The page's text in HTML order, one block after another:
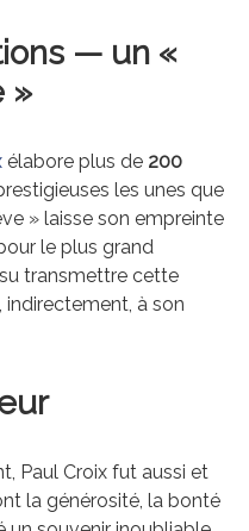
— un «
»
élabore plus de 200
les unes que
» laisse son empreinte
le plus grand
transmettre cette
indirectement, à son
Paul Croix fut aussi et
la générosité, la bonté